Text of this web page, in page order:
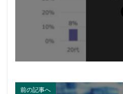
前の記事へ